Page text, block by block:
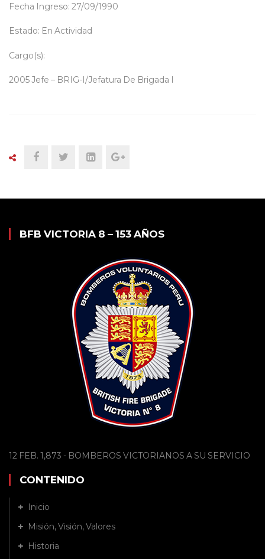
Fecha Ingreso: 27/09/1990
Estado: En Actividad
Cargo(s):
2005 Jefe – BRIG-I/Jefatura De Brigada I
BFB VICTORIA 8 – 153 AÑOS
12 FEB. 1,873 - BOMBEROS VICTORIANOS A SU SERVICIO
CONTENIDO
Inicio
Misión, Visión, Valores
Historia